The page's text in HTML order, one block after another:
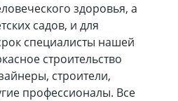
здоровья, а
садов, и для
специалисты нашей
строительство
строители,
профессионалы. Все